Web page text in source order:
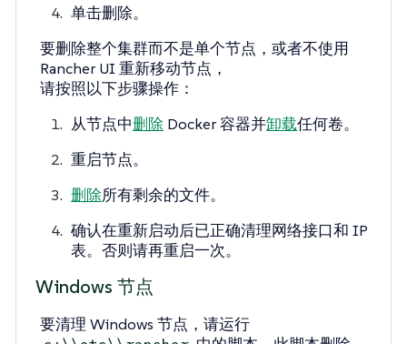
单击删除。
要删除整个集群而不是单个节点，或者不使用
Rancher UI 重新移动节点，
请按照以下步骤操作：
从节点中删除 Docker 容器并卸载任何卷。
重启节点。
删除所有剩余的文件。
确认在重新启动后已正确清理网络接口和 IP
表。否则请再重启一次。
Windows 节点
要清理 Windows 节点，请运行